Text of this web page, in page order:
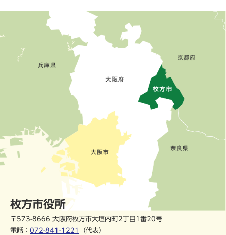
枚方市役所
〒573-8666 大阪府枚方市大垣内町2丁目1番20号
電話： 072-841-1221
（代表）